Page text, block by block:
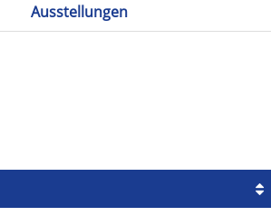
Ausstellungen